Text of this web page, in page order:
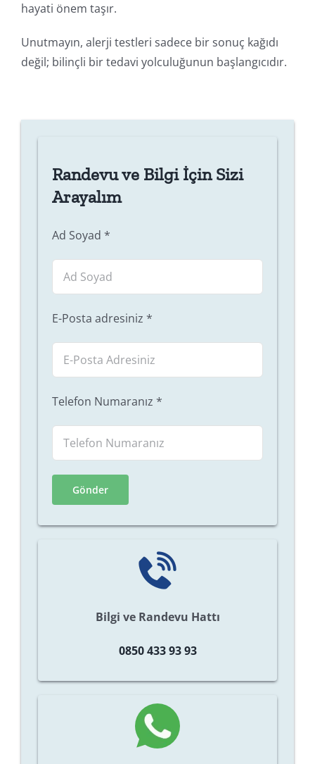
hayati önem taşır.
Unutmayın, alerji testleri sadece bir sonuç kağıdı
değil; bilinçli bir tedavi yolculuğunun başlangıcıdır.
Randevu ve Bilgi İçin Sizi
Arayalım
Ad Soyad *
E-Posta adresiniz *
Telefon Numaranız *
Bilgi ve Randevu Hattı
0850 433 93 93